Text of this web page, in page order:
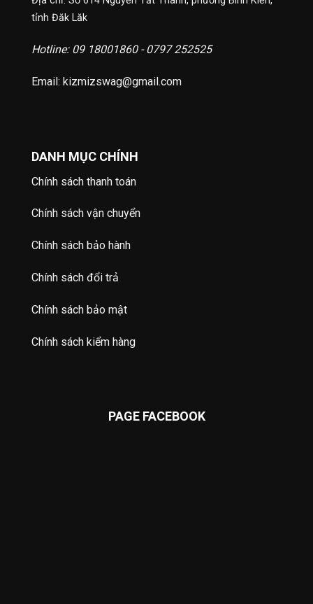
tỉnh Đăk Lăk
Hotline: 09 18001860 - 0797 252525
Email: kizmizswag@gmail.com
DANH MỤC CHÍNH
Chính sách thanh toán
Chính sách vận chuyển
Chính sách bảo hành
Chính sách đổi trả
Chính sách bảo mật
Chính sách kiểm hàng
PAGE FACEBOOK